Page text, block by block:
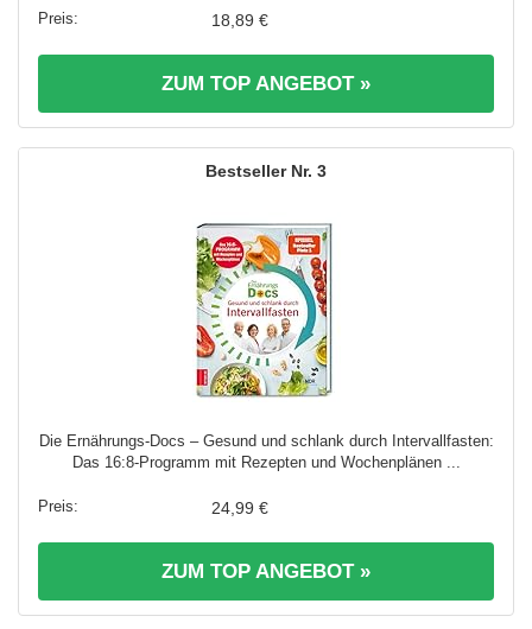
18,89 €
ZUM TOP ANGEBOT »
3
Die Ernährungs-Docs – Gesund und schlank durch Intervallfasten:
Das 16:8-Programm mit Rezepten und Wochenplänen ...
24,99 €
ZUM TOP ANGEBOT »